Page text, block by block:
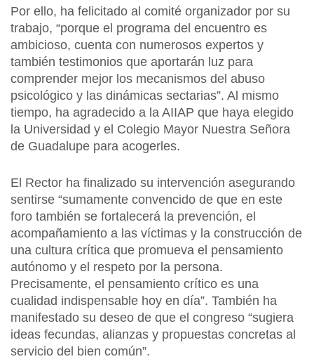
Por ello, ha felicitado al comité organizador por su
trabajo, “porque el programa del encuentro es
ambicioso, cuenta con numerosos expertos y
también testimonios que aportarán luz para
comprender mejor los mecanismos del abuso
psicológico y las dinámicas sectarias”. Al mismo
tiempo, ha agradecido a la AIIAP que haya elegido
la Universidad y el Colegio Mayor Nuestra Señora
de Guadalupe para acogerles.
El Rector ha finalizado su intervención asegurando
sentirse “sumamente convencido de que en este
foro también se fortalecerá la prevención, el
acompañamiento a las víctimas y la construcción de
una cultura crítica que promueva el pensamiento
autónomo y el respeto por la persona.
Precisamente, el pensamiento crítico es una
cualidad indispensable hoy en día”. También ha
manifestado su deseo de que el congreso “sugiera
ideas fecundas, alianzas y propuestas concretas al
servicio del bien común”.